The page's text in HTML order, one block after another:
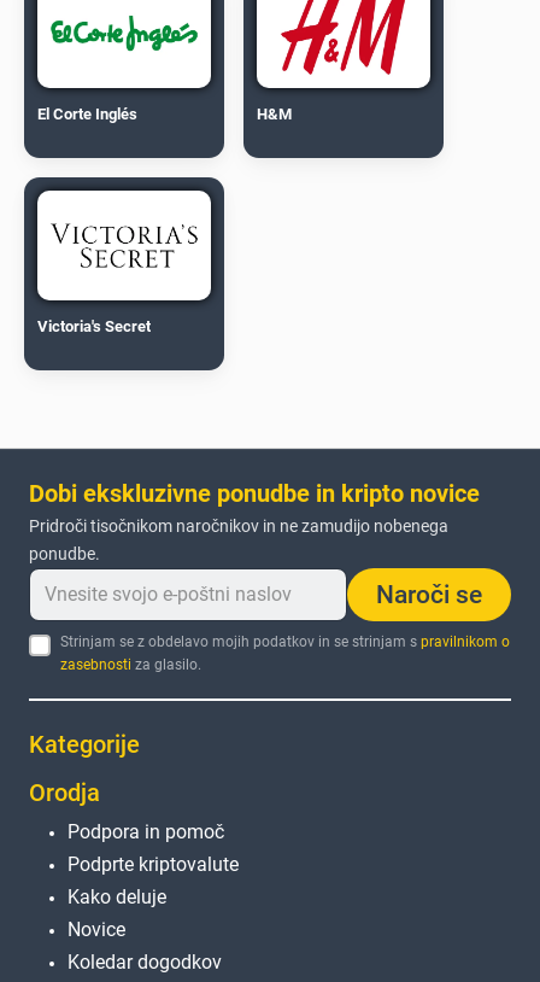
El Corte Inglés H&M
Victoria's Secret
Dobi ekskluzivne ponudbe in kripto novice
Pridroči tisočnikom naročnikov in ne zamudijo nobenega
ponudbe.
Naroči se
Strinjam se z obdelavo mojih podatkov in se strinjam spravilnikom o
zasebnosti za glasilo.
Kategorije
Orodja
Podpora in pomoč
Podprte kriptovalute
Kako deluje
Novice
Koledar dogodkov